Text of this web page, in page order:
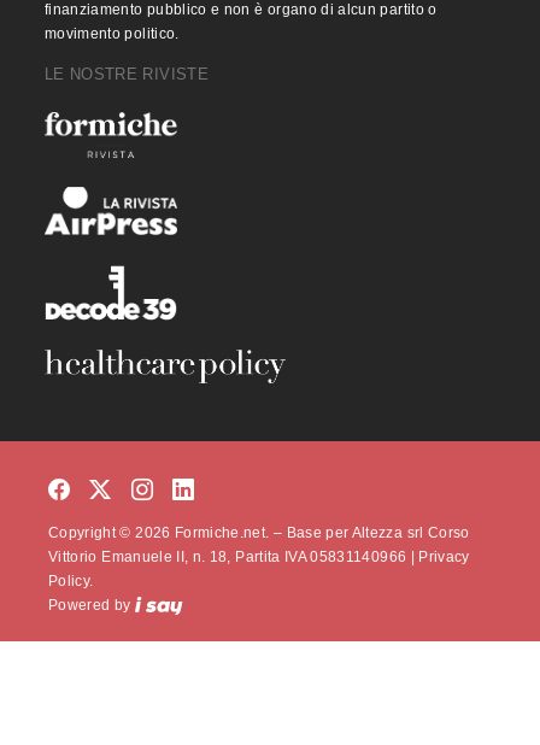
finanziamento pubblico e non è organo di alcun partito o
movimento politico.
LE NOSTRE RIVISTE
Copyright © 2026 Formiche.net. – Base per Altezza srl Corso
Vittorio Emanuele II, n. 18, Partita IVA 05831140966 |
Privacy
Policy.
Powered by